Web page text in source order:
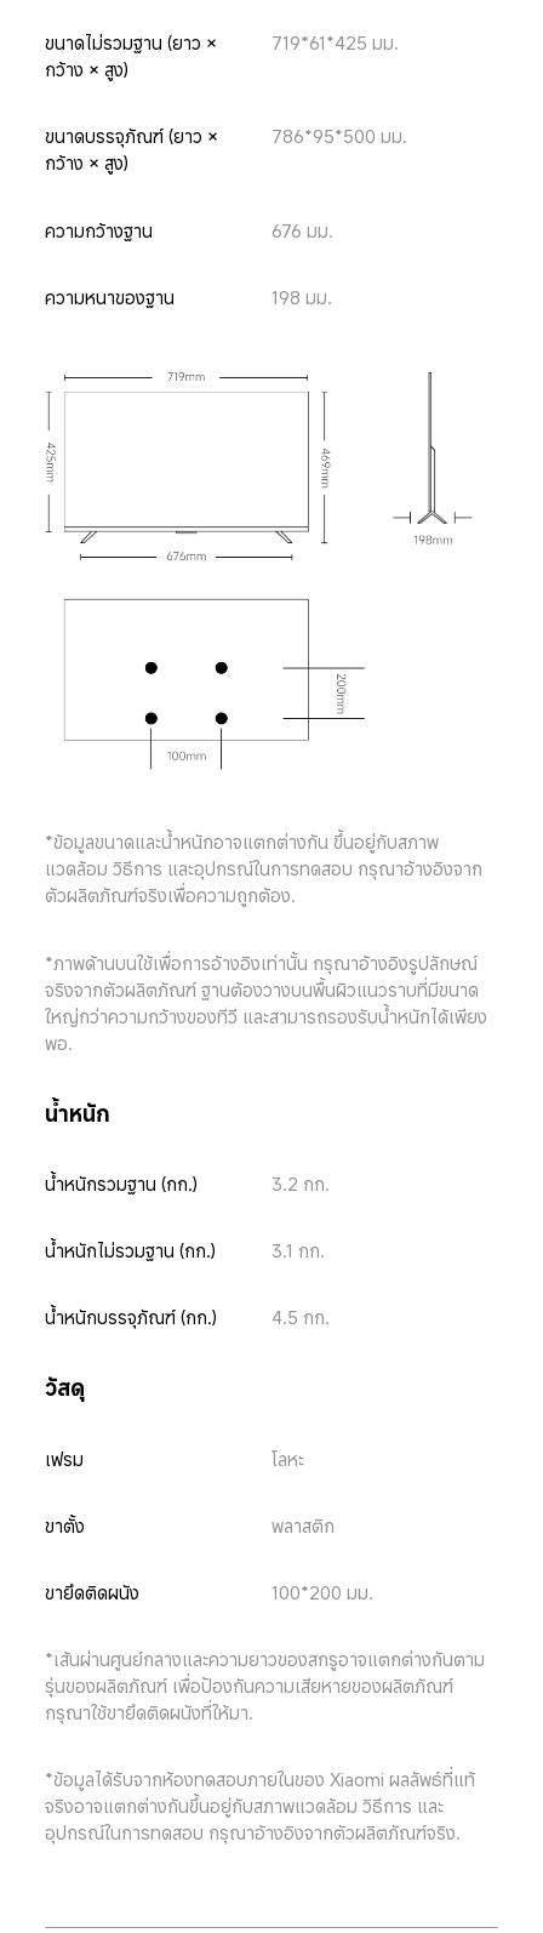
ขนาดไม่รวมฐาน (ยาว ×
กว้าง × สูง)
719*61*425 มม.
ขนาดบรรจุภัณฑ์ (ยาว ×
กว้าง × สูง)
786*95*500 มม.
ความกว้างฐาน 676 มม.
ความหนาของฐาน 198 มม.
*ข้อมูลขนาดและน้ำหนักอาจแตกต่างกัน ขึ้นอยู่กับสภาพ
แวดล้อม วิธีการ และอุปกรณ์ในการทดสอบ กรุณาอ้างอิงจาก
ตัวผลิตภัณฑ์จริงเพื่อความถูกต้อง.
*ภาพด้านบนใช้เพื่อการอ้างอิงเท่านั้น กรุณาอ้างอิงรูปลักษณ์
จริงจากตัวผลิตภัณฑ์ ฐานต้องวางบนพื้นผิวแนวราบที่มีขนาด
ใหญ่กว่าความกว้างของทีวี และสามารถรองรับน้ำหนักได้เพียง
พอ.
น้ำหนัก
น้ำหนักรวมฐาน (กก.) 3.2 กก.
น้ำหนักไม่รวมฐาน (กก.) 3.1 กก.
น้ำหนักบรรจุภัณฑ์ (กก.) 4.5 กก.
วัสดุ
เฟรม โลหะ
ขาตั้ง พลาสติก
ขายึดติดผนัง 100*200 มม.
*เส้นผ่านศูนย์กลางและความยาวของสกรูอาจแตกต่างกันตาม
รุ่นของผลิตภัณฑ์ เพื่อป้องกันความเสียหายของผลิตภัณฑ์
กรุณาใช้ขายึดติดผนังที่ให้มา.
*ข้อมูลได้รับจากห้องทดสอบภายในของ Xiaomi ผลลัพธ์ที่แท้
จริงอาจแตกต่างกันขึ้นอยู่กับสภาพแวดล้อม วิธีการ และ
อุปกรณ์ในการทดสอบ กรุณาอ้างอิงจากตัวผลิตภัณฑ์จริง.